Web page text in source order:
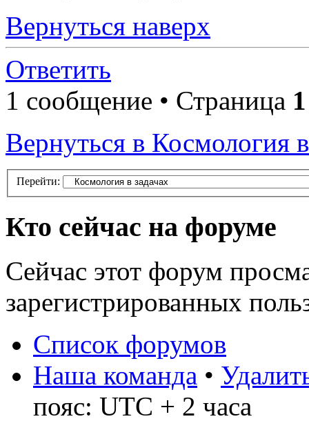
Вернуться наверх
Ответить
1 сообщение • Страница 1
Вернуться в Космология
Перейти:
Кто сейчас на форуме
Сейчас этот форум
зарегистрированных
Список форумов
Наша команда •
пояс: UTC + 2 часа